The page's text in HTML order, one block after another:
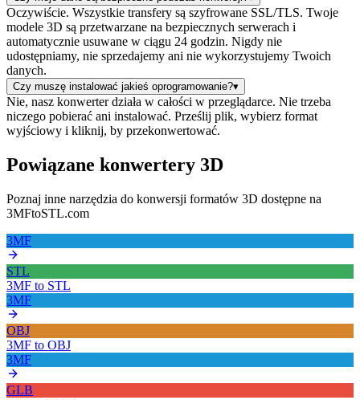
Oczywiście. Wszystkie transfery są szyfrowane SSL/TLS. Twoje
modele 3D są przetwarzane na bezpiecznych serwerach i
automatycznie usuwane w ciągu 24 godzin. Nigdy nie
udostępniamy, nie sprzedajemy ani nie wykorzystujemy Twoich
danych.
Czy muszę instalować jakieś oprogramowanie?▾
Nie, nasz konwerter działa w całości w przeglądarce. Nie trzeba
niczego pobierać ani instalować. Prześlij plik, wybierz format
wyjściowy i kliknij, by przekonwertować.
Powiązane konwertery 3D
Poznaj inne narzędzia do konwersji formatów 3D dostępne na
3MFtoSTL.com
3MF
STL
3MF to STL
3MF
OBJ
3MF to OBJ
3MF
GLB